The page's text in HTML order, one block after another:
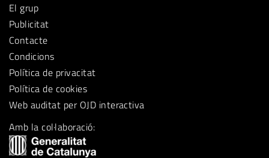
El grup
Publicitat
Contacte
Condicions
Política de privacitat
Política de cookies
Web auditat per OJD interactiva
Amb la col·laboració: